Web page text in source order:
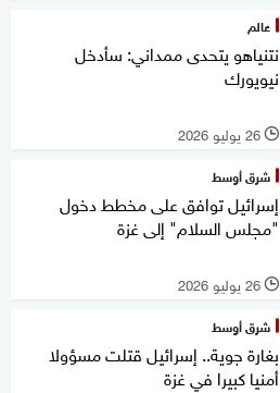
عالم
نتنياهو يتحدى ممداني: سأدخل
نيويورك
l 26 يوليو 2026
شرق أوسط
إسرائيل توافق على مخطط دخول
"مجلس السلام" إلى غزة
l 26 يوليو 2026
شرق أوسط
بغارة جوية.. إسرائيل قتلت مسؤولا
أمنيا كبيرا في غزة